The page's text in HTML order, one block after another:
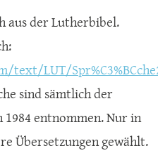
aus der Lutherbibel.
LUT/
sind sämtlich der
entnommen. Nur in
Übersetzungen gewählt.